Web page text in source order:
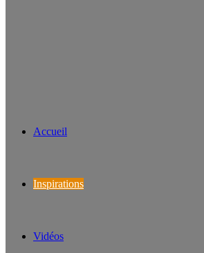
Accueil
Inspirations
Vidéos